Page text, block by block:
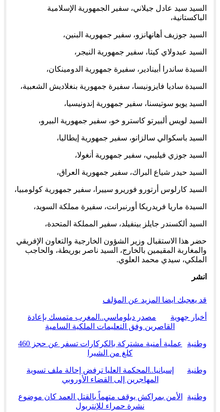
السيد سيد عادل جيلاني، سفير الجمهورية الإسلامية
الباكستانية،
السيد جوزيف أهانهانزو، سفير جمهورية البنين،
السيد عبدولاي كيتا، سفير جمهورية النيجر،
السيدة ساندرا أبينادير، سفيرة جمهورية الدومينكان،
السيدة ساديا فايزونيسا، سفيرة جمهورية بنغلاديش الشعبية،
السيد يويو سوتيسنا، سفير جمهورية إندونيسيا،
السيد لويس ألبيرتو كاسترو خو، سفير جمهورية البيرو،
السيد باسكوالي سالزانو، سفير جمهورية إيطاليا،
السيد جوزي فيليبي، سفير جمهورية أنغولا،
السيد حيدر شياع البراك، سفير جمهورية العراق،
السيد كارلوس أرتورو فوريرو سييرا، سفير جمهورية كولومبيا،
السيدة ماريا فريدريكا أورنبرانت، سفيرة مملكة السويد،
السيد ألكسندر جايلز بينفيلد، سفير المملكة المتحدة،
حضر هذا الاستقبال وزير الشؤون الخارجية والتعاون الإفريقي
والمغاربة المقيمين بالخارج، السيد ناصر بوريطة، والحاجب
الملكي، سيدي محمد العلوي.
انشر
قد يعجبك ايضا المزيد عن المؤلف
أخبار جهوية
مصدر دبلوماسي..المغرب متمسك بإعادة
القاصرين وفق التعليمات الملكية السامية
وطنية
عملية أمنية مشتركة بالكركارات تسفر عن حجز 460
كلغ من الشيرا
وطنية
إسبانيا..المحكمة العليا ترفض إحالة ملف تسوية
المهاجرين إلى القضاء الأوروبي
وطنية
الأمن بمراكش يوقف متهماً بالقتل العمد كان موضوع
نشرة حمراء للإنتربول